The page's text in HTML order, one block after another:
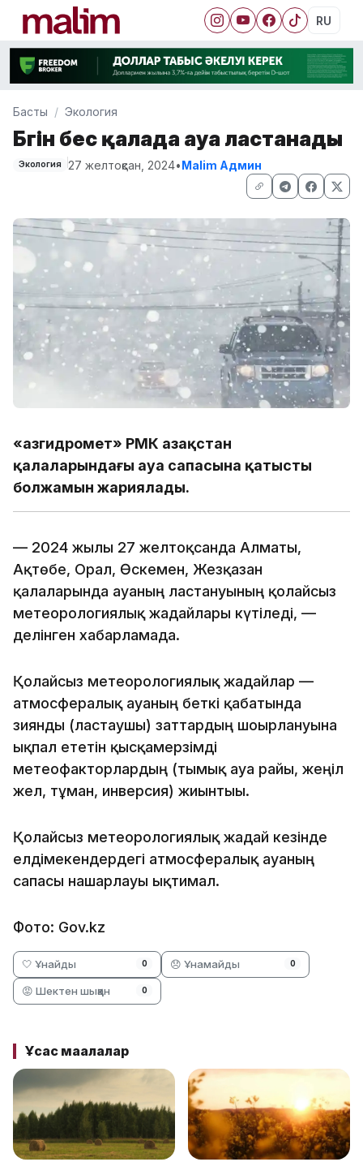
RU
Басты Экология
Бүгін бес қалада ауа ластанады
Экология 27 желтоқсан, 2024•Malim Админ
«Қазгидромет» РМК Қазақстан
қалаларындағы ауа сапасына қатысты
болжамын жариялады.
— 2024 жылғы 27 желтоқсанда Алматы,
Ақтөбе, Орал, Өскемен, Жезқазған
қалаларында ауаның ластануының қолайсыз
метеорологиялық жағдайлары күтіледі, —
делінген хабарламада.
Қолайсыз метеорологиялық жағдайлар —
атмосфералық ауаның беткі қабатында
зиянды (ластаушы) заттардың шоғырлануына
ықпал ететін қысқамерзімді
метеофакторлардың (тымық ауа райы, жеңіл
жел, тұман, инверсия) жиынтығы.
Қолайсыз метеорологиялық жағдай кезінде
елдімекендердегі атмосфералық ауаның
сапасы нашарлауы ықтимал.
Фото: Gov.kz
🤍 Ұнайды 0 😞 Ұнамайды 0
😡 Шектен шыққан 0
Ұқсас мақалалар